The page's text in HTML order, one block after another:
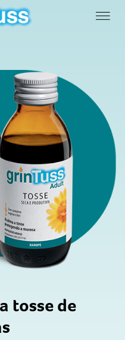
tosse de